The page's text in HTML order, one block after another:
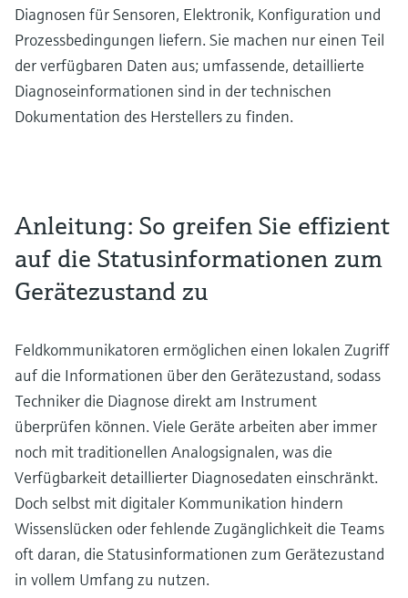
Diagnosen für Sensoren, Elektronik, Konfiguration und
Prozessbedingungen liefern. Sie machen nur einen Teil
der verfügbaren Daten aus; umfassende, detaillierte
Diagnoseinformationen sind in der technischen
Dokumentation des Herstellers zu finden.
Anleitung: So greifen Sie effizient
auf die Statusinformationen zum
Gerätezustand zu
Feldkommunikatoren ermöglichen einen lokalen Zugriff
auf die Informationen über den Gerätezustand, sodass
Techniker die Diagnose direkt am Instrument
überprüfen können. Viele Geräte arbeiten aber immer
noch mit traditionellen Analogsignalen, was die
Verfügbarkeit detaillierter Diagnosedaten einschränkt.
Doch selbst mit digitaler Kommunikation hindern
Wissenslücken oder fehlende Zugänglichkeit die Teams
oft daran, die Statusinformationen zum Gerätezustand
in vollem Umfang zu nutzen.